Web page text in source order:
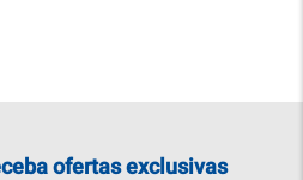
ofertas exclusivas